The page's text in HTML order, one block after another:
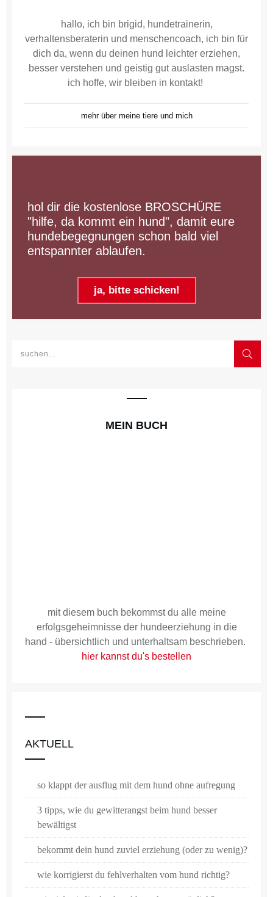
hallo, ich bin brigid, hundetrainerin,
verhaltensberaterin und menschencoach, ich bin für
dich da, wenn du deinen hund leichter erziehen,
besser verstehen und geistig gut auslasten magst.
ich hoffe, wir bleiben in kontakt!
mehr über meine tiere und mich
hol dir die kostenlose BROSCHÜRE
"hilfe, da kommt ein hund", damit eure
hundebegegnungen schon bald viel
entspannter ablaufen.
ja, bitte schicken!
MEIN BUCH
mit diesem buch bekommst du alle meine
erfolgsgeheimnisse der hundeerziehung in die
hand - übersichtlich und unterhaltsam beschrieben.
hier kannst du's bestellen
AKTUELL
so klappt der ausflug mit dem hund ohne aufregung
3 tipps, wie du gewitterangst beim hund besser
bewältigst
bekommt dein hund zuviel erziehung (oder zu wenig)?
wie korrigierst du fehlverhalten vom hund richtig?